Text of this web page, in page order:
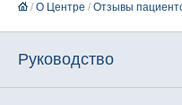
/ О Центре / Отзывы
Руководство